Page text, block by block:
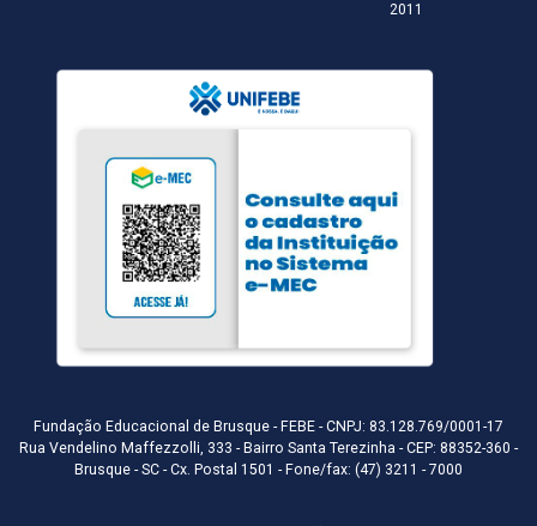
2011
Fundação Educacional de Brusque - FEBE - CNPJ: 83.128.769/0001-17
Rua Vendelino Maffezzolli, 333 - Bairro Santa Terezinha - CEP: 88352-360 -
Brusque - SC - Cx. Postal 1501 - Fone/fax: (47) 3211 - 7000